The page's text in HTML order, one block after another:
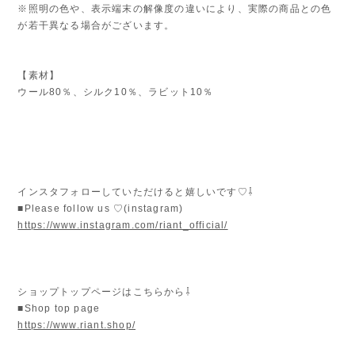
※照明の色や、表示端末の解像度の違いにより、実際の商品との色
が若干異なる場合がございます。
【素材】
ウール80％、シルク10％、ラビット10％
インスタフォローしていただけると嬉しいです♡⇩
■Please follow us ♡(instagram)
https://www.instagram.com/riant_official/
ショップトップページはこちらから⇩
■Shop top page
https://www.riant.shop/